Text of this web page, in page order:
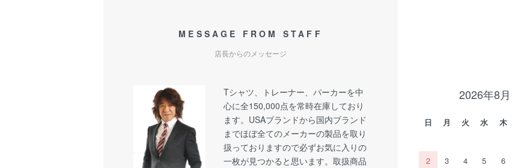
MESSAGE FROM STAFF
店長からのメッセージ
Tシャツ、トレーナー、パーカーを中
心に全150,000点を常時在庫しており
ます。USAブランドから国内ブランド
までほぼ全てのメーカーの製品を取り
扱っておりますので必ずお気に入りの
一枚が見つかると思います。取扱商品
2026年8月
日 月 火 水 木
2
3 4 5 6